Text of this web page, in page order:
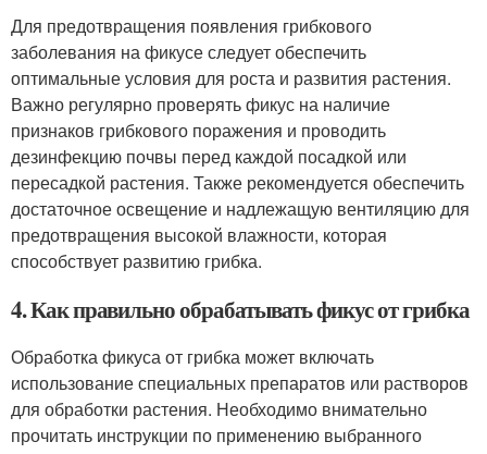
Для предотвращения появления грибкового
заболевания на фикусе следует обеспечить
оптимальные условия для роста и развития растения.
Важно регулярно проверять фикус на наличие
признаков грибкового поражения и проводить
дезинфекцию почвы перед каждой посадкой или
пересадкой растения. Также рекомендуется обеспечить
достаточное освещение и надлежащую вентиляцию для
предотвращения высокой влажности, которая
способствует развитию грибка.
4. Как правильно обрабатывать фикус от грибка
Обработка фикуса от грибка может включать
использование специальных препаратов или растворов
для обработки растения. Необходимо внимательно
прочитать инструкции по применению выбранного